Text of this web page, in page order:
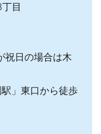
目
日の場合は木
」東口から徒歩